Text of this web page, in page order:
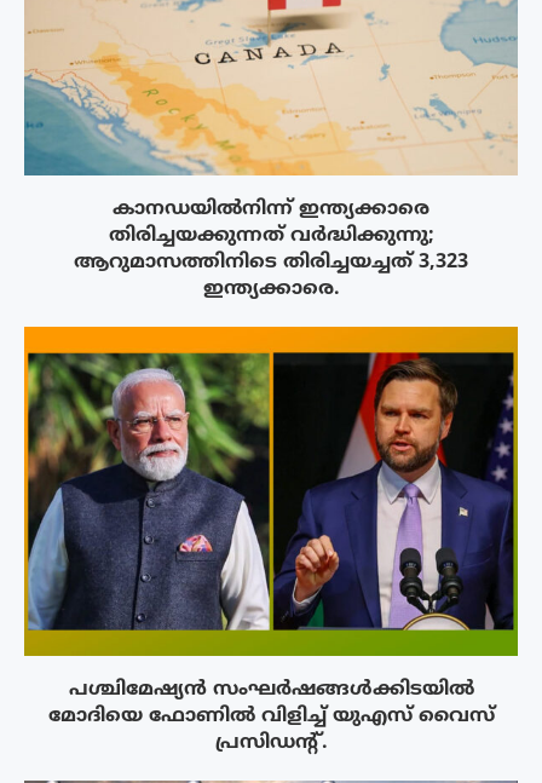
കാനഡയിൽനിന്ന് ഇന്ത്യക്കാരെ
തിരിച്ചയക്കുന്നത് വർദ്ധിക്കുന്നു;
ആറുമാസത്തിനിടെ തിരിച്ചയച്ചത് 3,323
ഇന്ത്യക്കാരെ.
പശ്ചിമേഷ്യന്‍ സംഘര്‍ഷങ്ങള്‍ക്കിടയിൽ
മോദിയെ ഫോണില്‍ വിളിച്ച് യുഎസ് വൈസ്
പ്രസിഡന്റ്.